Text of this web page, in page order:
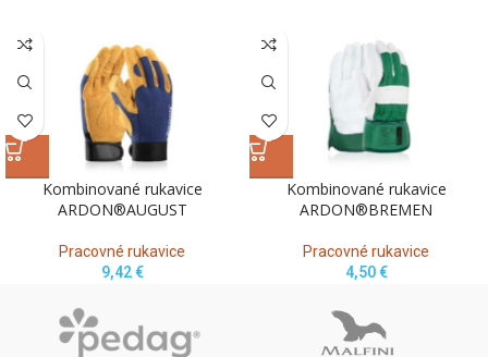
Kombinované rukavice
ARDON®AUGUST
Pracovné rukavice
9,42€
Kombinované rukavice
ARDON®BREMEN
Pracovné rukavice
4,50€